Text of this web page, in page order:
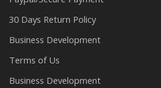
30 Days Return Policy
Business Development
Terms of Us
Business Development